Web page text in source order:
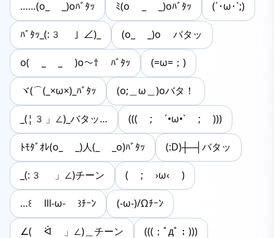
……(o_ _)oﾊﾞﾀｯ ﾐ(o _ _)oﾊﾞﾀｯ (´･ω･`;)
ﾊﾞﾀｯ_(:3 」∠)_ (o_ _)o バタッ
o( _ _ )o〜† ﾊﾞﾀｯ (=ω=；)
ヾ(⌒(_×ω×)_ﾊﾞﾀｯ (o;＿ω＿)oバタ！
_(¦3」∠)_バタッ… ((( ; ´•ω•` ; )))
ﾄﾓﾀﾞｵﾚ(o_ _)人(_ _o)ﾊﾞﾀｯ (:D)┼─┤バタッ
_(:3 」∠)チーン ( ; ›ω‹ )
…꒰ lll-ω- ꒱ﾁｰﾝ (-ω-)/Ωﾁｰﾝ
∠( ᐛ 」∠)＿チーン (((；ﾟдﾟ；)))